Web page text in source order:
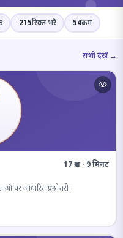
215रिक्त भरें 54क्रम
सभी देखें →
17 प्रश्न · 9 मिनट
पर आधारित प्रश्नोत्तरी।